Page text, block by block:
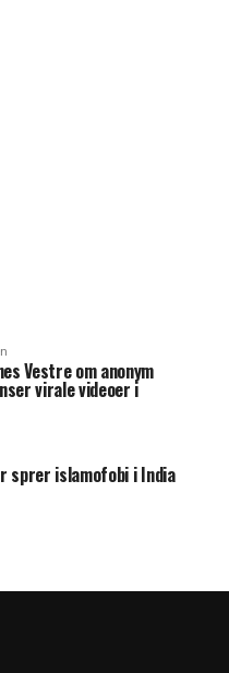
Vestre om anonym
virale videoer i
sprer islamofobi i India